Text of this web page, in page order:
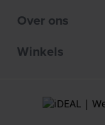
Over ons
Winkels